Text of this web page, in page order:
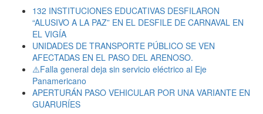
132 INSTITUCIONES EDUCATIVAS DESFILARON
“ALUSIVO A LA PAZ” EN EL DESFILE DE CARNAVAL EN
EL VIGÍA
UNIDADES DE TRANSPORTE PÚBLICO SE VEN
AFECTADAS EN EL PASO DEL ARENOSO.
⚠️Falla general deja sin servicio eléctrico al Eje
Panamericano
APERTURÁN PASO VEHICULAR POR UNA VARIANTE EN
GUARURÍES